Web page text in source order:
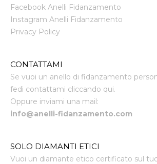
Facebook Anelli Fidanzamento
Instagram Anelli Fidanzamento
Privacy Policy
CONTATTAMI
Se vuoi un anello di fidanzamento
fedi contattami cliccando qui.
Oppure inviami una mail:
info@anelli-fidanzamento.com
SOLO DIAMANTI ETICI
Vuoi un diamante etico certificato sul